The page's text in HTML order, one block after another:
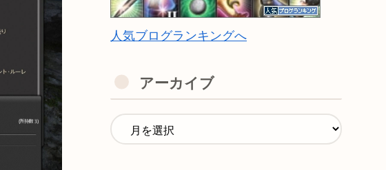
人気ブログランキングへ
アーカイブ